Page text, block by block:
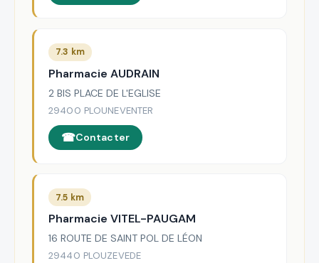
7.3 km
Pharmacie AUDRAIN
2 BIS PLACE DE L'EGLISE
29400 PLOUNEVENTER
Contacter
7.5 km
Pharmacie VITEL-PAUGAM
16 ROUTE DE SAINT POL DE LÉON
29440 PLOUZEVEDE